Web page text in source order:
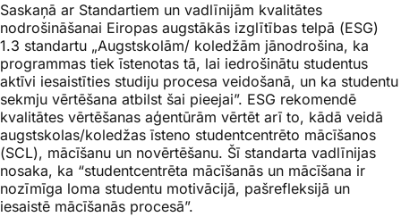
Saskaņā ar Standartiem un vadlīnijām kvalitātes
nodrošināšanai Eiropas augstākās izglītības telpā (ESG)
1.3 standartu „Augstskolām/ koledžām jānodrošina, ka
programmas tiek īstenotas tā, lai iedrošinātu studentus
aktīvi iesaistīties studiju procesa veidošanā, un ka studentu
sekmju vērtēšana atbilst šai pieejai”. ESG rekomendē
kvalitātes vērtēšanas aģentūrām vērtēt arī to, kādā veidā
augstskolas/koledžas īsteno studentcentrēto mācīšanos
(SCL), mācīšanu un novērtēšanu. Šī standarta vadlīnijas
nosaka, ka “studentcentrēta mācīšanās un mācīšana ir
nozīmīga loma studentu motivācijā, pašrefleksijā un
iesaistē mācīšanās procesā”.